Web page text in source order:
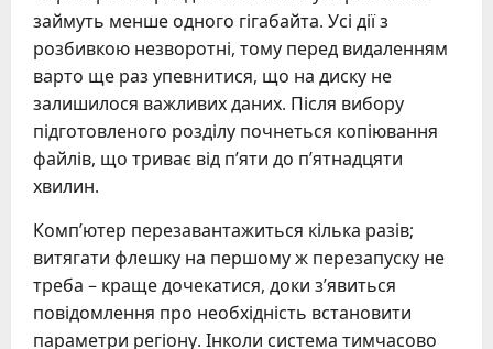
займуть менше одного гігабайта. Усі дії з
розбивкою незворотні, тому перед видаленням
варто ще раз упевнитися, що на диску не
залишилося важливих даних. Після вибору
підготовленого розділу почнеться копіювання
файлів, що триває від п’яти до п’ятнадцяти
хвилин.
Комп’ютер перезавантажиться кілька разів;
витягати флешку на першому ж перезапуску не
треба – краще дочекатися, доки з’явиться
повідомлення про необхідність встановити
параметри регіону. Інколи система тимчасово